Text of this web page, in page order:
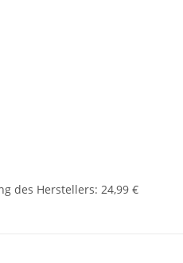
des Herstellers: 24,99 €